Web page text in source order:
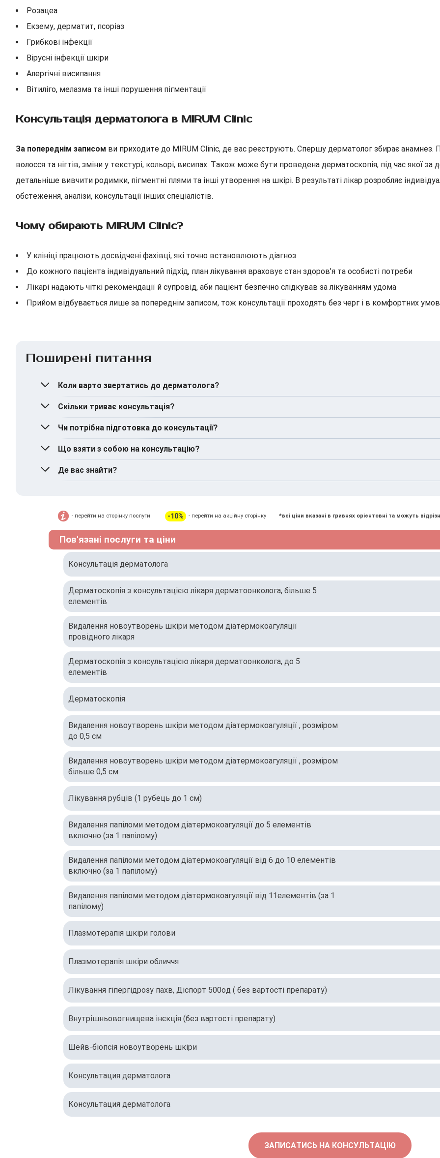
Розацеа
Екзему, дерматит, псоріаз
Грибкові інфекції
Вірусні інфекції шкіри
Алергічні висипання
Вітиліго, мелазма та інші порушення пігментації
Консультація дерматолога в MIRUM Clinic
За попереднім записом ви приходите до MIRUM Clinic, де вас реєструють. Спершу дерматолог збирає анамнез.
волосся та нігтів, зміни у текстурі, кольорі, висипах. Також може бути проведена дерматоскопія, під час якої
детальніше вивчити родимки, пігментні плями та інші утворення на шкірі. В результаті лікар розробляє
обстеження, аналізи, консультації інших спеціалістів.
Чому обирають MIRUM Clinic?
У клініці працюють досвідчені фахівці, які точно встановлюють діагноз
До кожного пацієнта індивідуальний підхід, план лікування враховує стан здоров’я та особисті потреби
Лікарі надають чіткі рекомендації й супровід, аби пацієнт безпечно слідкував за лікуванням удома
Прийом відбувається лише за попереднім записом, тож консультації проходять без черг і в комфортних
Поширені питання
Коли варто звертатись до дерматолога?
Якщо вас турбують:
Висипи, свербіж, почервоніння або лущення шкіри
Випадіння волосся, ламкість нігтів
Поява нових родимок або зміна форми, кольору існуючих
Грибок
Скільки триває консультація?
У середньому консультація триває 30–40 хвилин.
Чи потрібна підготовка до консультації?
Ні, спеціальна підготовка не потрібна.
Що взяти з собою на консультацію?
Паспорт
Де вас знайти?
- перейти на сторінку послуги -10% - перейти на акційну сторінку *всі ціни вказані в гривнях орієнтовні та можуть
Пов'язані послуги та ціни
Консультація дерматолога
Дерматоскопія з консультацією лікаря дерматоонколога, більше 5
елементів
Видалення новоутворень шкіри методом діатермокоагуляції
провідного лікаря
Дерматоскопія з консультацією лікаря дерматоонколога, до 5
елементів
Дерматоскопія
Видалення новоутворень шкіри методом діатермокоагуляції , розміром
до 0,5 см
Видалення новоутворень шкіри методом діатермокоагуляції , розміром
більше 0,5 см
Лікування рубців (1 рубець до 1 см)
Видалення папіломи методом діатермокоагуляції до 5 елементів
включно (за 1 папілому)
Видалення папіломи методом діатермокоагуляції від 6 до 10 елементів
включно (за 1 папілому)
Видалення папіломи методом діатермокоагуляції від 11елементів (за 1
папілому)
Плазмотерапія шкіри голови
Плазмотерапія шкіри обличчя
Лікування гіпергідрозу пахв, Діспорт 500од ( без вартості препарату)
Внутрішньовогнищева інєкція (без вартості препарату)
Шейв-біопсія новоутворень шкіри
Консультация дерматолога
Консультация дерматолога
ЗАПИСАТИСЬ НА КОНСУЛЬТАЦІЮ